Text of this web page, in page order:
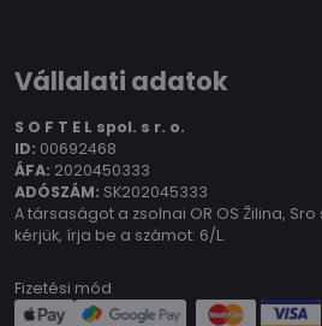
Vállalati adatok
S O F T E L spol. s r. o.
ID: 00692468
ÁFA: 2020450333
ADÓSZÁM: SK202045333
A társaságot a zsolnai OR OS Žilina,
kérjük, írja be a számot: 6/L.
Fizetési mód